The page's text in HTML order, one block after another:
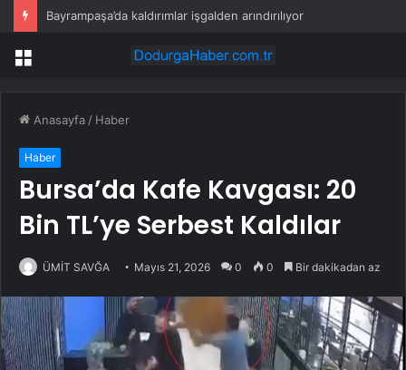
Bayrampaşa’da kaldırımlar işgalden arındırılıyor
Menü
Anasayfa / Haber
Haber
Bursa’da Kafe Kavgası: 20
Bin TL’ye Serbest Kaldılar
ÜMİT SAVĞA Mayıs 21, 2026 0 0 Bir dakikadan az